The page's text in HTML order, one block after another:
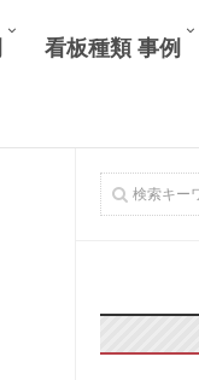
看板種類 事例